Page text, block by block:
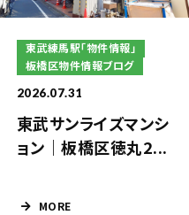
東武練馬駅「物件情報」
板橋区物件情報ブログ
2026.07.31
東武サンライズマンシ
ョン｜板橋区徳丸2...
MORE